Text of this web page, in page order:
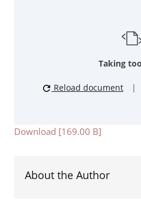
Taking
Reload document |
Download [169.00 B]
About the Author